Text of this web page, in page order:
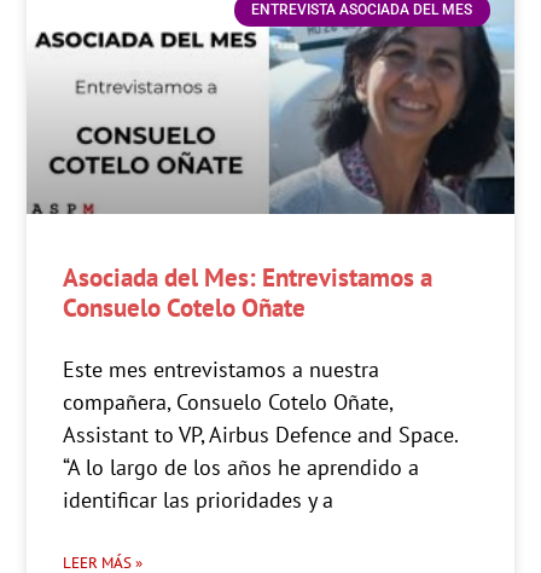
ENTREVISTA ASOCIADA DEL MES
Asociada del Mes: Entrevistamos a
Consuelo Cotelo Oñate
Este mes entrevistamos a nuestra
compañera, Consuelo Cotelo Oñate,
Assistant to VP, Airbus Defence and Space.
“A lo largo de los años he aprendido a
identificar las prioridades y a
LEER MÁS »